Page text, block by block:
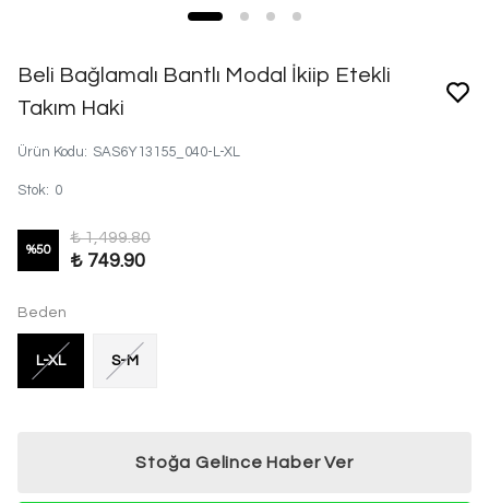
Beli Bağlamalı Bantlı Modal İkiip Etekli
Takım Haki
Ürün Kodu: SAS6Y13155_040-L-XL
Stok: 0
%50
₺ 1,499.80
₺ 749.90
Beden
L-XL S-M
Stoğa Gelince Haber Ver